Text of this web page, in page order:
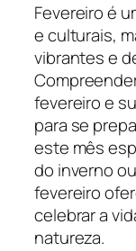
Fevereiro é
e culturais,
vibrantes e
fevereiro e
para se
este mês
do inverno
fevereiro
celebrar a
natureza.